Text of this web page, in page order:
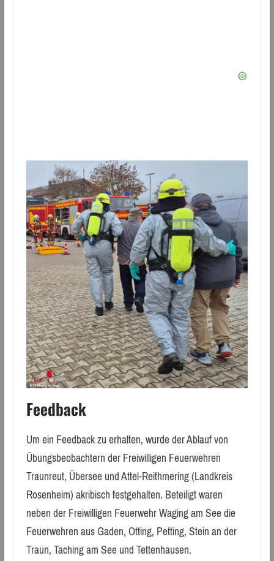
Feedback
Um ein Feedback zu erhalten, wurde der Ablauf von
Übungsbeobachtern der Freiwilligen Feuerwehren
Traunreut, Übersee und Attel-Reithmering (Landkreis
Rosenheim) akribisch festgehalten. Beteiligt waren
neben der Freiwilligen Feuerwehr Waging am See die
Feuerwehren aus Gaden, Otting, Petting, Stein an der
Traun, Taching am See und Tettenhausen.